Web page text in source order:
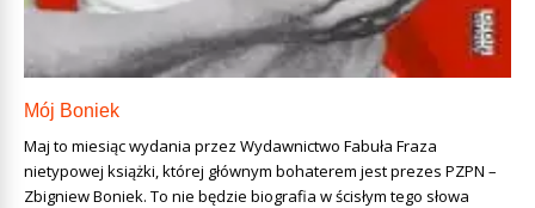
Mój Boniek
Maj to miesiąc wydania przez Wydawnictwo Fabuła Fraza
nietypowej książki, której głównym bohaterem jest prezes PZPN –
Zbigniew Boniek. To nie będzie biografia w ścisłym tego słowa